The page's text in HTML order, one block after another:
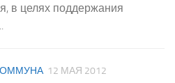
в целях поддержания
12 МАЯ 2012